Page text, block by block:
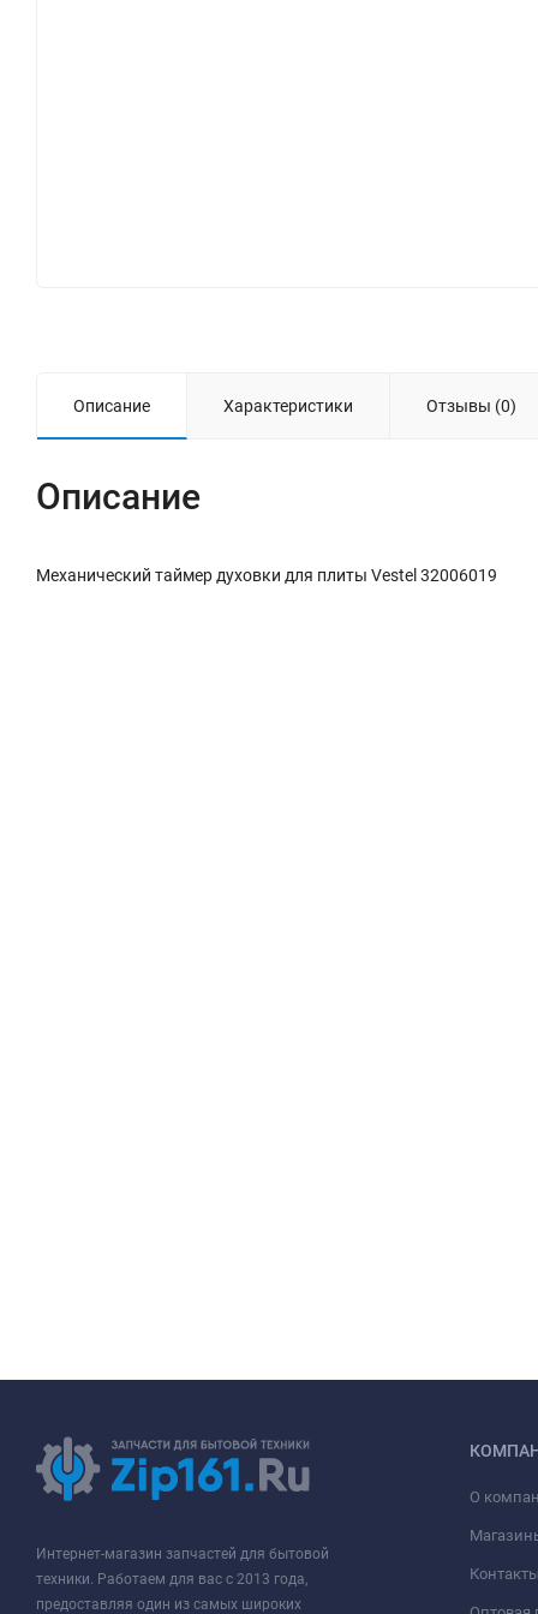
Описание Характеристики Отзывы (0)
Описание
Механический таймер духовки для плиты Vestel 32006019
Интернет-магазин запчастей для бытовой
техники. Работаем для вас с 2013 года,
предоставляя один из самых широких
О